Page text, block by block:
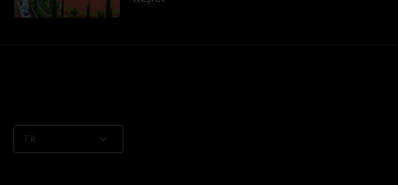
TR